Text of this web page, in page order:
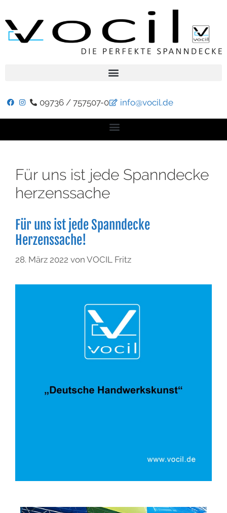
09736 / 757507-0 info@vocil.de
Für uns ist jede Spanndecke
herzenssache
Für uns ist jede Spanndecke
Herzenssache!
28. März 2022 von VOCIL Fritz